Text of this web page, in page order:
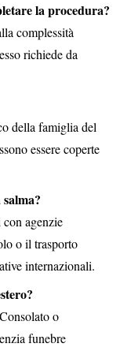
la procedura?
complessità
richiede da
della famiglia del
essere coperte
agenzie
o il trasporto
internazionali.
o
funebre